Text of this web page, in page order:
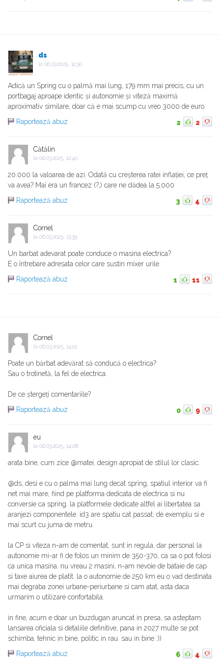
ds
la 06.03.2025, 12:30
Adică un Spring cu o palmă mai lung, 179 mm mai precis, cu un
portbagaj aproape identic și autonomie și viteză maximă
aproximativ similare, doar că e mai scump cu vreo 3000 de euro.
Raportează abuz
2 2
Cătălin
la 06.03.2025, 12:40
20.000 la valoarea de azi. Odată cu creșterea ratei inflației, ce preț
va avea? Mai era un francez (?,) care ne dădea la 5.000
Raportează abuz
3 4
Cornel
la 06.03.2025, 13:39
Un barbat adevarat poate conduce o masina electrica?
E o întrebare adresata celor care sustin mixer urile.
Raportează abuz
1 11
Cornel
la 06.03.2025, 14:01
Poate un bărbat adevărat să conducă o electrica?
Sau o trotinetă, la fel de electrica.
De ce ștergeți comentariile?
Raportează abuz
0 9
eu
la 06.03.2025, 14:08
arata bine, cum zice @matei, design apropiat de stilul lor clasic.
@ds, desi e cu o palma mai lung decat spring, spatiul interior va fi
net mai mare, fiind pe platforma dedicata de electrica si nu
conversie ca spring. la platformele dedicate altfel ai libertatea sa
aranjezi componentele. id3 are spatiu cat passat, de exemplu si e
mai scurt cu juma de metru.
la CP si viteza n-am de comentat, sunt in regula, dar personal la
autonomie mi-ar fi de folos un minim de 350-370, ca sa o pot folosi
ca unica masina. nu vreau 2 masini, n-am nevoie de bataie de cap
si taxe aiurea de platit. la o autonomie de 250 km eu o vad destinata
mai degraba zonei urbane-periurbane si cam atat, asta daca
urmarim o utilizare confortabila.
in fine, acum e doar un buzdugan aruncat in presa, sa asteptam
lansarea oficiala si detaliile definitive, pana in 2027 multe se pot
schimba, tehnic in bine, politic in rau. sau in bine :))
Raportează abuz
6 4